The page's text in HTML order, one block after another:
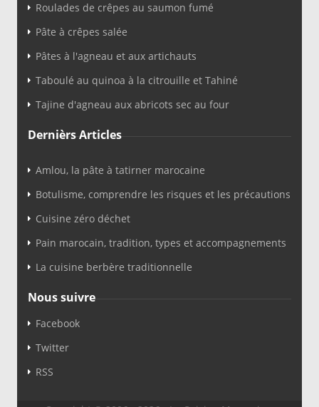
Roulades de crêpes au saumon fumé
Pâte à crêpes salée
Pâtes à l'agneau et aux artichauts
Taboulé au quinoa à la citrouille et Tahiné
Tajine d'agneau aux abricots sec au four
Dernièrs Articles
Amlou, la pâte à tatirner marocaine
Botulisme, comprendre les risques et les précautions
Cuisine zéro déchet
Pain marocain, tradition, types et accompagnements
La cuisine berbère traditionnelle
Nous suivre
Facebook
Twitter
RSS